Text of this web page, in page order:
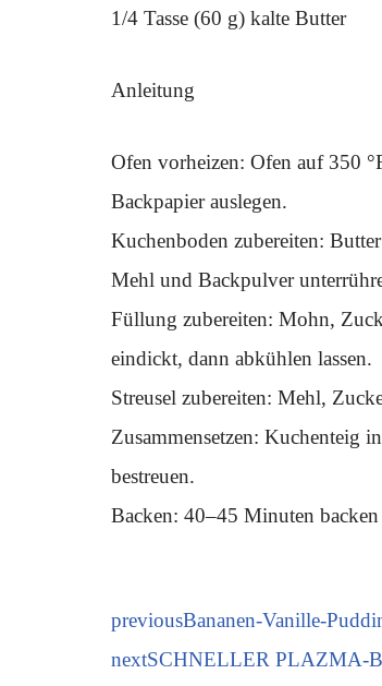
1/4 Tasse (60 g) kalte Butter
Anleitung
Ofen vorheizen: Ofen auf 350
Backpapier auslegen.
Kuchenboden zubereiten:
Mehl und Backpulver
Füllung zubereiten: Mohn,
eindickt, dann abkühlen lassen.
Streusel zubereiten: Mehl,
Zusammensetzen: Kuchenteig
bestreuen.
Backen: 40–45 Minuten
previousBananen-Vanille-
nextSCHNELLER PLAZMA-